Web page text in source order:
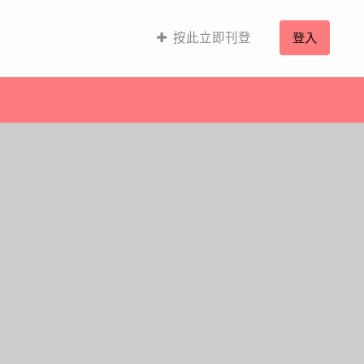
按此立即刊登 登入